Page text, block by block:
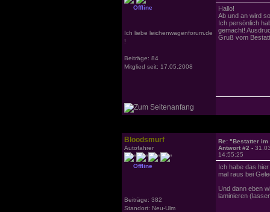
Offline
Ich liebe leichenwagenforum.de
!
Beiträge: 84
Mitglied seit: 17.05.2008
Hallo!
Ab und an wird
Ich persönlich
gemacht!
Gruß vom
Bloodsmurf
Autofahrer
Offline
Beiträge: 382
Standort: Neu-Ulm
Re: "Bestatter im
Antwort #2 -
14:55:25
Ich habe das
mal raus bei
Und dann eben
laminieren